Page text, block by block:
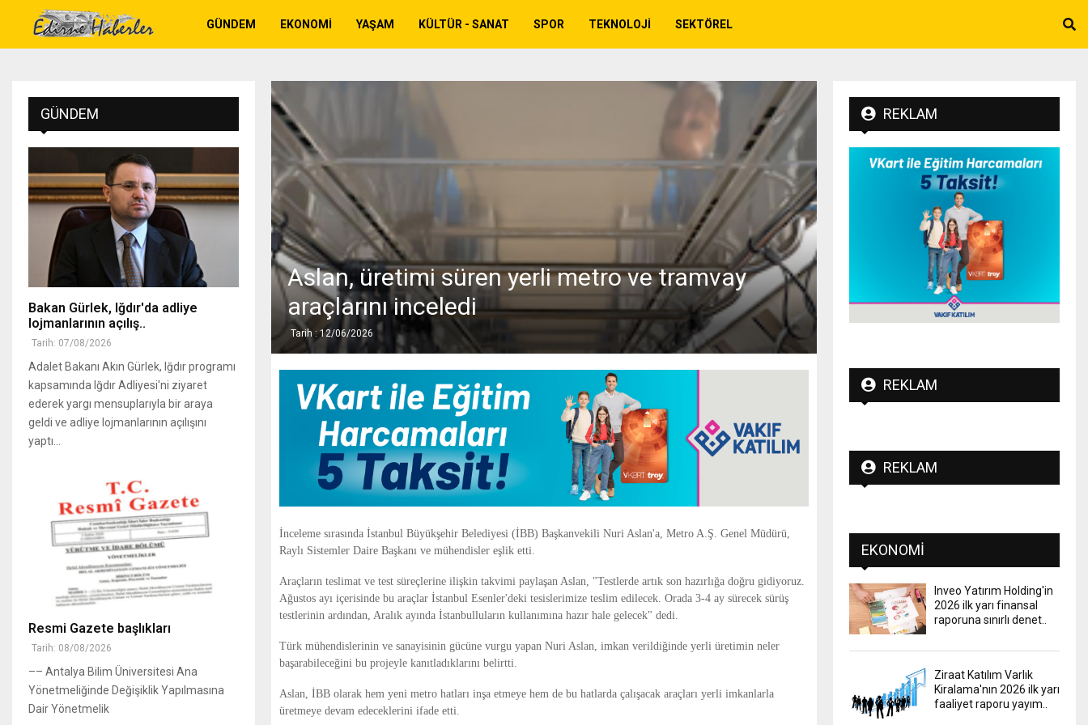
GÜNDEM EKONOMI YAŞAM KÜLTÜR - SANAT SPOR TEKNOLOJI SEKTÖREL
Aslan, üretimi süren yerli metro ve tramvay
araçlarını inceledi
Tarih : 12/06/2026
İnceleme sırasında İstanbul Büyükşehir Belediyesi (İBB) Başkanvekili Nuri Aslan'a, Metro A.Ş. Genel Müdürü,
Raylı Sistemler Daire Başkanı ve mühendisler eşlik etti.
Araçların teslimat ve test süreçlerine ilişkin takvimi paylaşan Aslan, "Testlerde artık son hazırlığa doğru gidiyoruz.
Ağustos ayı içerisinde bu araçlar İstanbul Esenler'deki tesislerimize teslim edilecek. Orada 3-4 ay sürecek sürüş
testlerinin ardından, Aralık ayında İstanbulluların kullanımına hazır hale gelecek" dedi.
Türk mühendislerinin ve sanayisinin gücüne vurgu yapan Nuri Aslan, imkan verildiğinde yerli üretimin neler
başarabileceğini bu projeyle kanıtladıklarını belirtti.
Aslan, İBB olarak hem yeni metro hatları inşa etmeye hem de bu hatlarda çalışacak araçları yerli imkanlarla
üretmeye devam edeceklerini ifade etti.
GÜNDEM
Bakan Gürlek, Iğdır'da adliye
lojmanlarının açılış..
Tarih: 07/08/2026
Adalet Bakanı Akın Gürlek, Iğdır programı
kapsamında Iğdır Adliyesi'ni ziyaret
ederek yargı mensuplarıyla bir araya
geldi ve adliye lojmanlarının açılışını
yaptı...
Resmi Gazete başlıkları
Tarih: 08/08/2026
–– Antalya Bilim Üniversitesi Ana
Yönetmeliğinde Değişiklik Yapılmasına
Dair Yönetmelik
REKLAM
REKLAM
REKLAM
EKONOMI
Inveo Yatırım Holding'in
2026 ilk yarı finansal
raporuna sınırlı denet..
Ziraat Katılım Varlık
Kiralama'nın 2026 ilk yarı
faaliyet raporu yayım..